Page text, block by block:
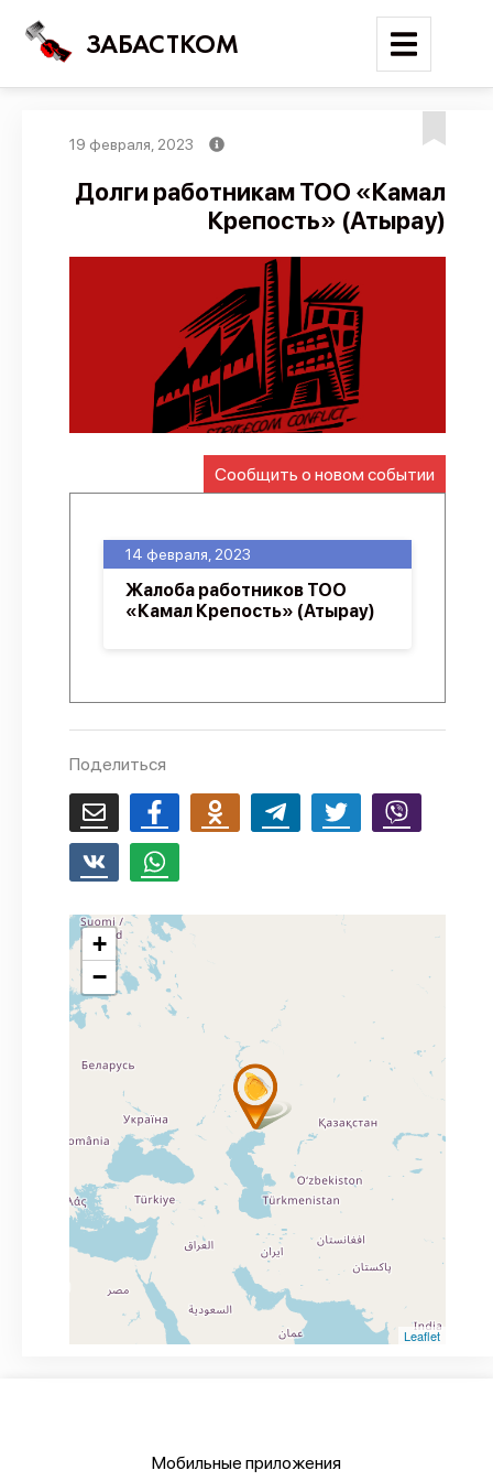
ЗАБАСТКОМ
Поиск
Новости
Карта событий
Трудовые конфликты
Отчеты
Предложить публикацию
API
Политика конфиденциальности
19 февраля, 2023
Долги работникам ТОО «Камал
Крепость» (Атырау)
Сообщить о новом событии
14 февраля, 2023
Жалоба работников ТОО
«Камал Крепость» (Атырау)
Поделиться
+
−
Leaflet
Мобильные приложения